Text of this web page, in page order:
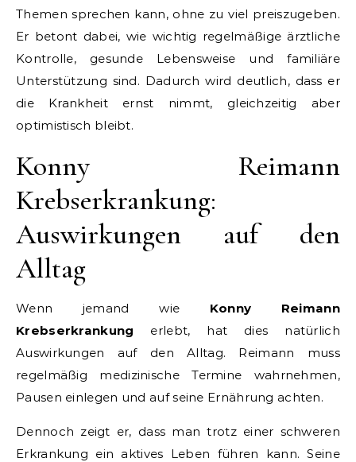
Themen sprechen kann, ohne zu viel preiszugeben.
Er betont dabei, wie wichtig regelmäßige ärztliche
Kontrolle, gesunde Lebensweise und familiäre
Unterstützung sind. Dadurch wird deutlich, dass er
die Krankheit ernst nimmt, gleichzeitig aber
optimistisch bleibt.
Konny Reimann
Krebserkrankung:
Auswirkungen auf den
Alltag
Wenn jemand wie Konny Reimann
Krebserkrankung erlebt, hat dies natürlich
Auswirkungen auf den Alltag. Reimann muss
regelmäßig medizinische Termine wahrnehmen,
Pausen einlegen und auf seine Ernährung achten.
Dennoch zeigt er, dass man trotz einer schweren
Erkrankung ein aktives Leben führen kann. Seine